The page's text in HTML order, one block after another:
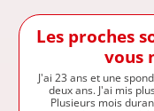
Les proches
vous
J'ai 23 ans et une
deux ans. J'ai mis
Plusieurs mois